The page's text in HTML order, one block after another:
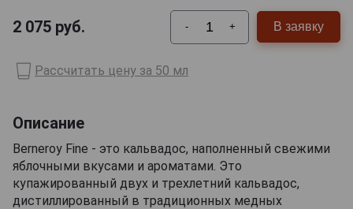
2 075 руб. - + В заявку
Рассчитать цену за 50 мл
Описание
Berneroy Fine - это кальвадос, наполненный свежими
яблочными вкусами и ароматами. Это
купажированный двух и трехлетний кальвадос,
дистиллированный в традиционных медных